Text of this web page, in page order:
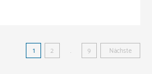
1 2 … 9 Nächste